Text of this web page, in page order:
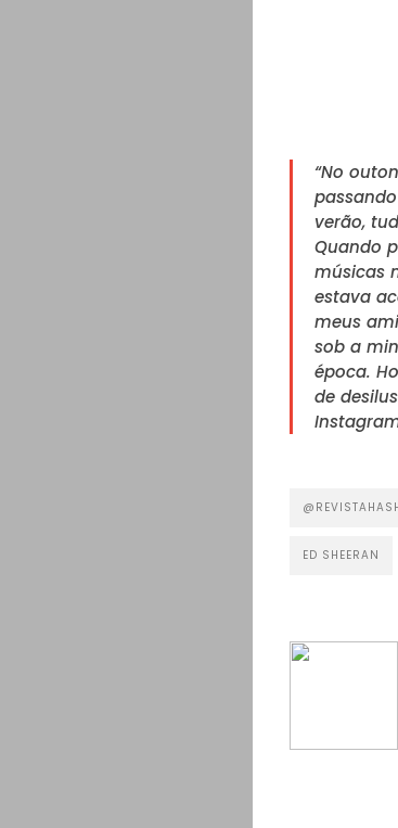
“No
verão,
Quando
músicas
estava
meus
sob a
época.
de
ED SHEERAN